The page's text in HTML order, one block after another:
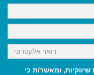
k
ומאשר/ת כי